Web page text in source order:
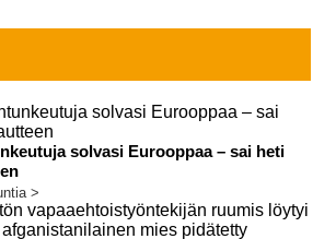
solvasi Eurooppaa – sai heti
>